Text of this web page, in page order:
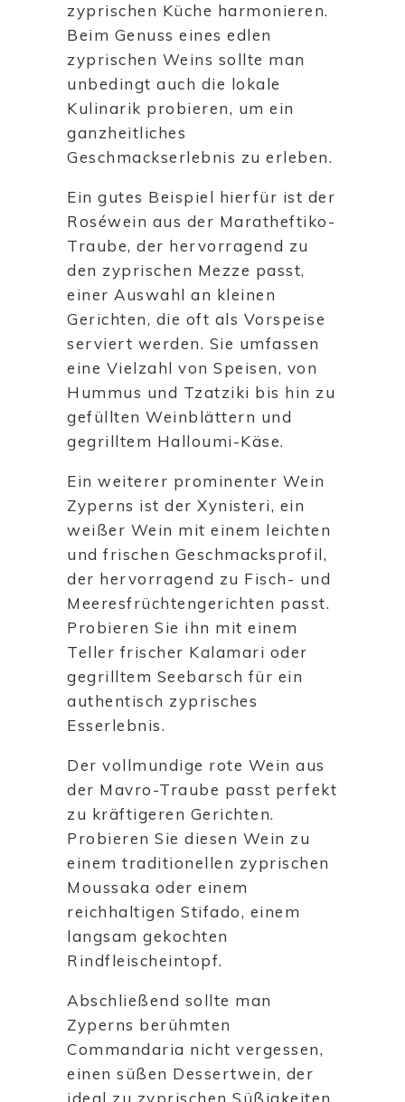
zyprischen Küche harmonieren.
Beim Genuss eines edlen
zyprischen Weins sollte man
unbedingt auch die lokale
Kulinarik probieren, um ein
ganzheitliches
Geschmackserlebnis zu erleben.
Ein gutes Beispiel hierfür ist der
Roséwein aus der Maratheftiko-
Traube, der hervorragend zu
den zyprischen Mezze passt,
einer Auswahl an kleinen
Gerichten, die oft als Vorspeise
serviert werden. Sie umfassen
eine Vielzahl von Speisen, von
Hummus und Tzatziki bis hin zu
gefüllten Weinblättern und
gegrilltem Halloumi-Käse.
Ein weiterer prominenter Wein
Zyperns ist der Xynisteri, ein
weißer Wein mit einem leichten
und frischen Geschmacksprofil,
der hervorragend zu Fisch- und
Meeresfrüchtengerichten passt.
Probieren Sie ihn mit einem
Teller frischer Kalamari oder
gegrilltem Seebarsch für ein
authentisch zyprisches
Esserlebnis.
Der vollmundige rote Wein aus
der Mavro-Traube passt perfekt
zu kräftigeren Gerichten.
Probieren Sie diesen Wein zu
einem traditionellen zyprischen
Moussaka oder einem
reichhaltigen Stifado, einem
langsam gekochten
Rindfleischeintopf.
Abschließend sollte man
Zyperns berühmten
Commandaria nicht vergessen,
einen süßen Dessertwein, der
ideal zu zyprischen Süßigkeiten